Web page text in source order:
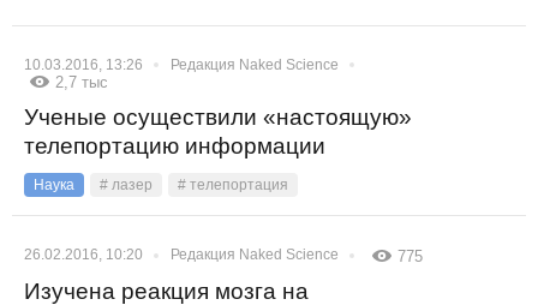
10.03.2016, 13:26 Редакция Naked Science
2,7 тыс
Ученые осуществили «настоящую»
телепортацию информации
Наука # лазер # телепортация
26.02.2016, 10:20 Редакция Naked Science 775
Изучена реакция мозга на